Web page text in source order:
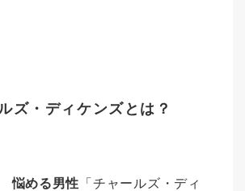
ズ・ディケンズとは？
悩める男性 「チャールズ・ディ